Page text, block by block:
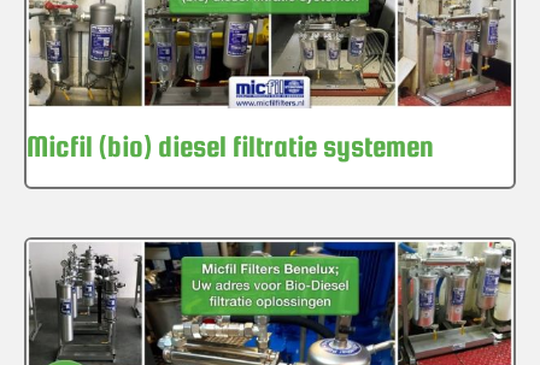
Micfil (bio) diesel filtratie systemen